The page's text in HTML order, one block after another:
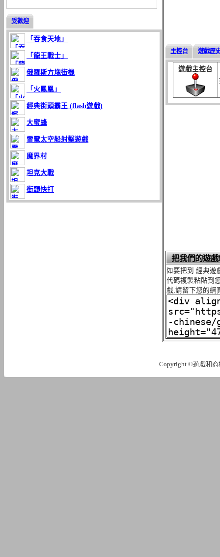
受歡迎
「吞食天地」
「龍王戰士」
俄羅斯方塊街機
「火鳳凰」
經典街頭霸王 (flash遊戲)
大蜜蜂
雷電太空船射擊遊戲
魔界村
坦克大戰
街頭快打
主控台 遊戲歷
遊戲主控台
把我們的遊
如要把到 經典遊
代碼複製粘貼到
戲,請留下您的網
Copyright ©遊戲和